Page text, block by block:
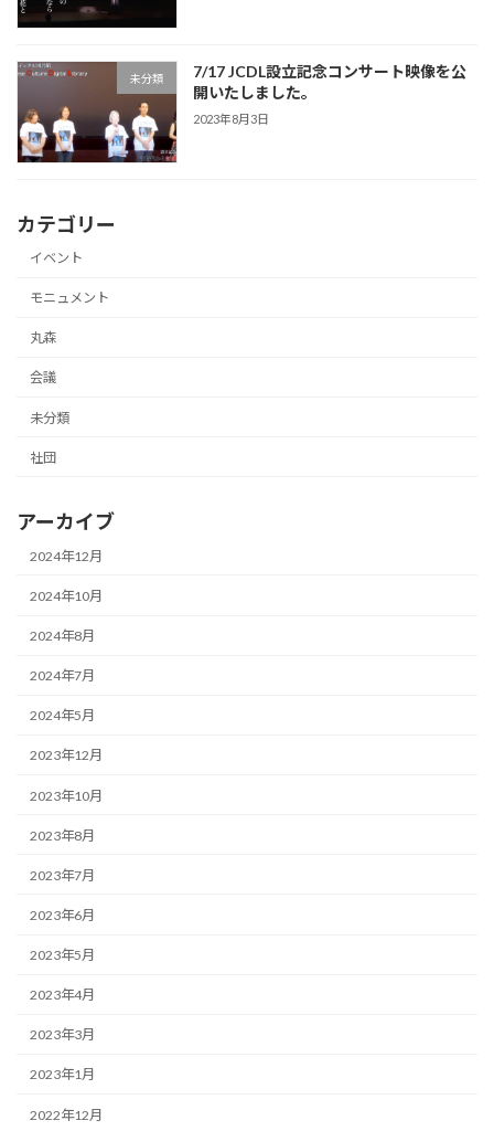
未分類
7/17 JCDL設立記念コンサート映像を公
開いたしました。
2023年8月3日
カテゴリー
イベント
モニュメント
丸森
会議
未分類
社団
アーカイブ
2024年12月
2024年10月
2024年8月
2024年7月
2024年5月
2023年12月
2023年10月
2023年8月
2023年7月
2023年6月
2023年5月
2023年4月
2023年3月
2023年1月
2022年12月